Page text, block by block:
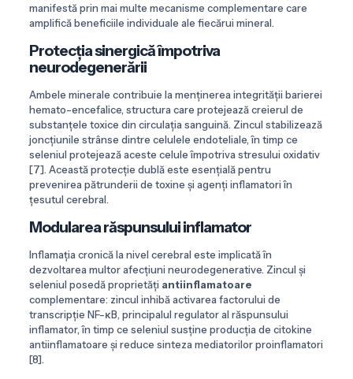
manifestă prin mai multe mecanisme complementare care
amplifică beneficiile individuale ale fiecărui mineral.
Protecția sinergică împotriva
neurodegenerării
Ambele minerale contribuie la menținerea integrității barierei
hemato-encefalice, structura care protejează creierul de
substanțele toxice din circulația sanguină. Zincul stabilizează
joncțiunile strânse dintre celulele endoteliale, în timp ce
seleniul protejează aceste celule împotriva stresului oxidativ
[7]. Această protecție dublă este esențială pentru
prevenirea pătrunderii de toxine și agenți inflamatori în
țesutul cerebral.
Modularea răspunsului inflamator
Inflamația cronică la nivel cerebral este implicată în
dezvoltarea multor afecțiuni neurodegenerative. Zincul și
seleniul posedă proprietăți antiinflamatoare
complementare: zincul inhibă activarea factorului de
transcripție NF-κB, principalul regulator al răspunsului
inflamator, în timp ce seleniul susține producția de citokine
antiinflamatoare și reduce sinteza mediatorilor proinflamatori
[8].